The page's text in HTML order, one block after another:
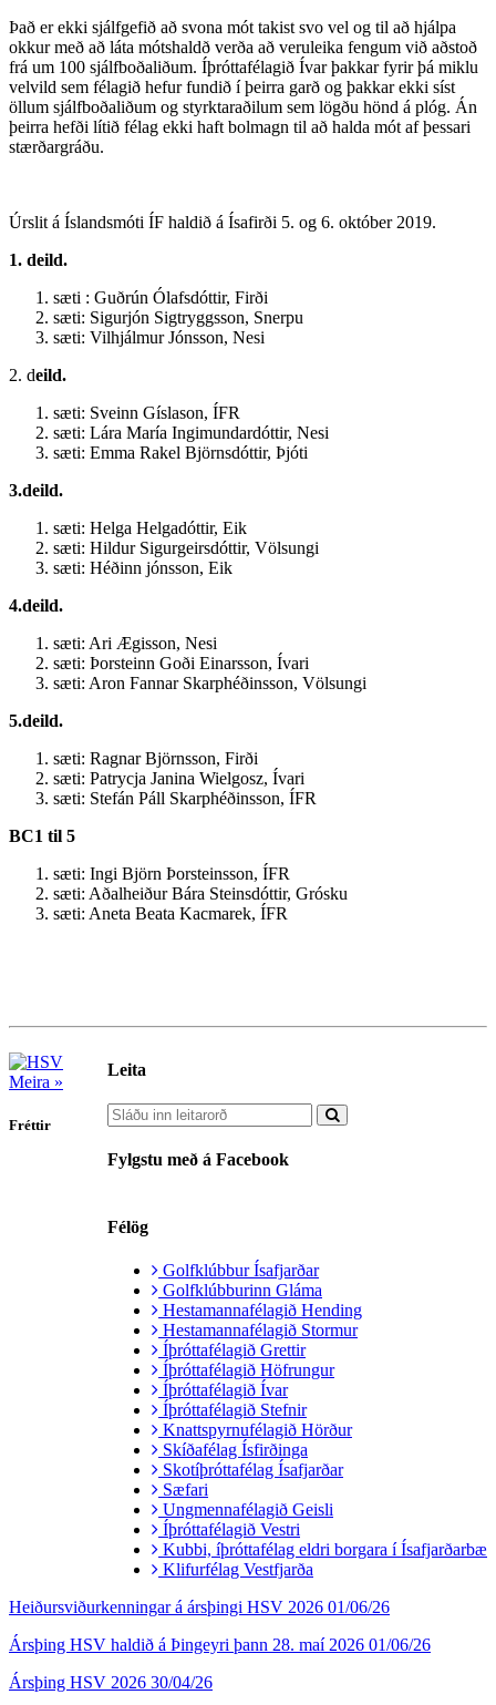
Það er ekki sjálfgefið að svona mót takist svo vel og til að hjálpa
okkur með að láta mótshaldð verða að veruleika fengum við aðstoð
frá um 100 sjálfboðaliðum. Íþróttafélagið Ívar þakkar fyrir þá miklu
velvild sem félagið hefur fundið í þeirra garð og þakkar ekki síst
öllum sjálfboðaliðum og styrktaraðilum sem lögðu hönd á plóg. Án
þeirra hefði lítið félag ekki haft bolmagn til að halda mót af þessari
stærðargráðu.
Úrslit á Íslandsmóti ÍF haldið á Ísafirði 5. og 6. október 2019.
1. deild.
sæti : Guðrún Ólafsdóttir, Firði
sæti: Sigurjón Sigtryggsson, Snerpu
sæti: Vilhjálmur Jónsson, Nesi
2. deild.
sæti: Sveinn Gíslason, ÍFR
sæti: Lára María Ingimundardóttir, Nesi
sæti: Emma Rakel Björnsdóttir, Þjóti
3.deild.
sæti: Helga Helgadóttir, Eik
sæti: Hildur Sigurgeirsdóttir, Völsungi
sæti: Héðinn jónsson, Eik
4.deild.
sæti: Ari Ægisson, Nesi
sæti: Þorsteinn Goði Einarsson, Ívari
sæti: Aron Fannar Skarphéðinsson, Völsungi
5.deild.
sæti: Ragnar Björnsson, Firði
sæti: Patrycja Janina Wielgosz, Ívari
sæti: Stefán Páll Skarphéðinsson, ÍFR
BC1 til 5
sæti: Ingi Björn Þorsteinsson, ÍFR
sæti: Aðalheiður Bára Steinsdóttir, Grósku
sæti: Aneta Beata Kacmarek, ÍFR
Leita
Fylgstu með á Facebook
Félög
Golfklúbbur Ísafjarðar
Golfklúbburinn Gláma
Hestamannafélagið Hending
Hestamannafélagið Stormur
Íþróttafélagið Grettir
Íþróttafélagið Höfrungur
Íþróttafélagið Ívar
Íþróttafélagið Stefnir
Knattspyrnufélagið Hörður
Skíðafélag Ísfirðinga
Skotíþróttafélag Ísafjarðar
Sæfari
Ungmennafélagið Geisli
Íþróttafélagið Vestri
Kubbi, íþróttafélag eldri borgara í Ísafjarðarbæ
Klifurfélag Vestfjarða
Meira »
Fréttir
Heiðursviðurkenningar á ársþingi HSV 2026 01/06/26
Ársþing HSV haldið á Þingeyri þann 28. maí 2026 01/06/26
Ársþing HSV 2026 30/04/26